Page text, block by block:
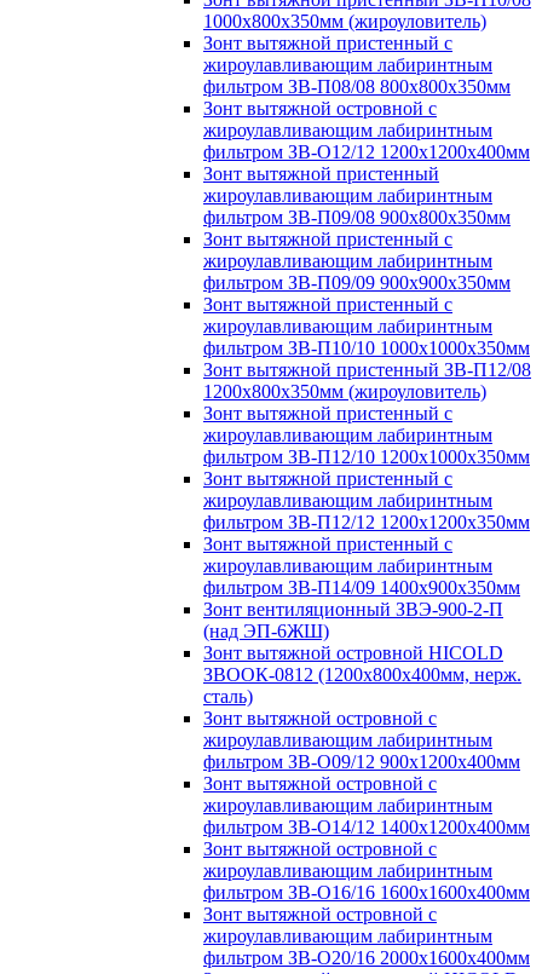
1000х800х350мм (жироуловитель)
Зонт вытяжной пристенный с
жироулавливающим лабиринтным
фильтром ЗВ-П08/08 800х800х350мм
Зонт вытяжной островной с
жироулавливающим лабиринтным
фильтром ЗВ-О12/12 1200х1200х400мм
Зонт вытяжной пристенный
жироулавливающим лабиринтным
фильтром ЗВ-П09/08 900х800х350мм
Зонт вытяжной пристенный с
жироулавливающим лабиринтным
фильтром ЗВ-П09/09 900х900х350мм
Зонт вытяжной пристенный с
жироулавливающим лабиринтным
фильтром ЗВ-П10/10 1000х1000х350мм
Зонт вытяжной пристенный ЗВ-П12/08
1200х800х350мм (жироуловитель)
Зонт вытяжной пристенный с
жироулавливающим лабиринтным
фильтром ЗВ-П12/10 1200х1000х350мм
Зонт вытяжной пристенный с
жироулавливающим лабиринтным
фильтром ЗВ-П12/12 1200х1200х350мм
Зонт вытяжной пристенный с
жироулавливающим лабиринтным
фильтром ЗВ-П14/09 1400х900х350мм
Зонт вентиляционный ЗВЭ-900-2-П
(над ЭП-6ЖШ)
Зонт вытяжной островной HICOLD
ЗВООК-0812 (1200х800x400мм, нерж.
сталь)
Зонт вытяжной островной с
жироулавливающим лабиринтным
фильтром ЗВ-О09/12 900х1200х400мм
Зонт вытяжной островной с
жироулавливающим лабиринтным
фильтром ЗВ-О14/12 1400х1200х400мм
Зонт вытяжной островной с
жироулавливающим лабиринтным
фильтром ЗВ-О16/16 1600х1600х400мм
Зонт вытяжной островной с
жироулавливающим лабиринтным
фильтром ЗВ-О20/16 2000х1600х400мм